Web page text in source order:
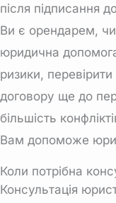
після підписання
Ви є орендарем,
юридична
ризики,
договору ще до
більшість
Вам допоможе
Коли потрібна
Консультація